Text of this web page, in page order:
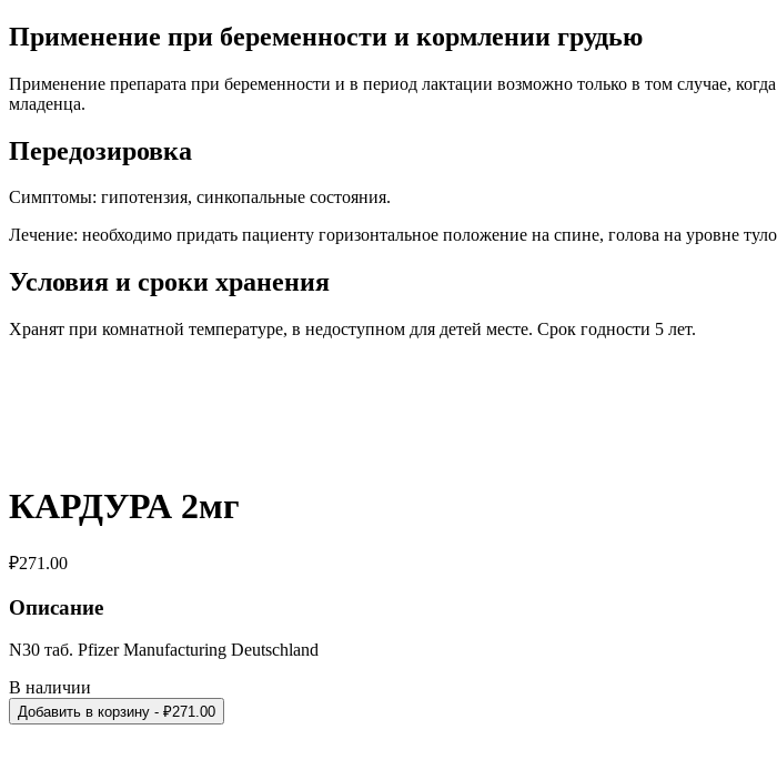
Применение при беременности и кормлении грудью
Применение препарата при беременности и в период лактации возможно только в том случае,
младенца.
Передозировка
Симптомы: гипотензия, синкопальные состояния.
Лечение: необходимо придать пациенту горизонтальное положение на спине, голова на уровне
Условия и сроки хранения
Хранят при комнатной температуре, в недоступном для детей месте. Срок годности 5 лет.
КАРДУРА 2мг
₽271.00
Описание
N30 таб. Pfizer Manufacturing Deutschland
В наличии
Добавить в корзину - ₽271.00